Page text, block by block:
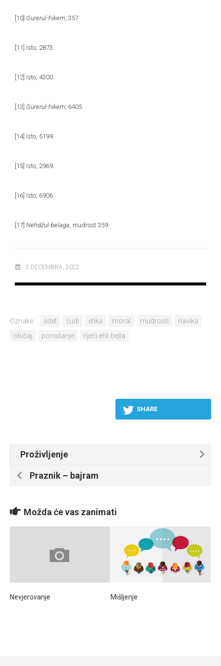
[10] Gurerul-hikem, 357.
[11] Isto, 2873.
[12] Isto, 4300.
[13] Gurerul-hikem, 6405.
[14] Isto, 5199.
[15] Isto, 2969.
[16] Isto, 6906.
[17] Nehdžul-belaga, mudrost 359.
2 DECEMBRA, 2022
Oznake: adet ćudi etika moral mudrosti
navika
običaj
ponašanje riječi ehli bejta
SHARE
Proživljenje
Praznik – bajram
Možda će vas zanimati
Nevjerovanje Mišljenje